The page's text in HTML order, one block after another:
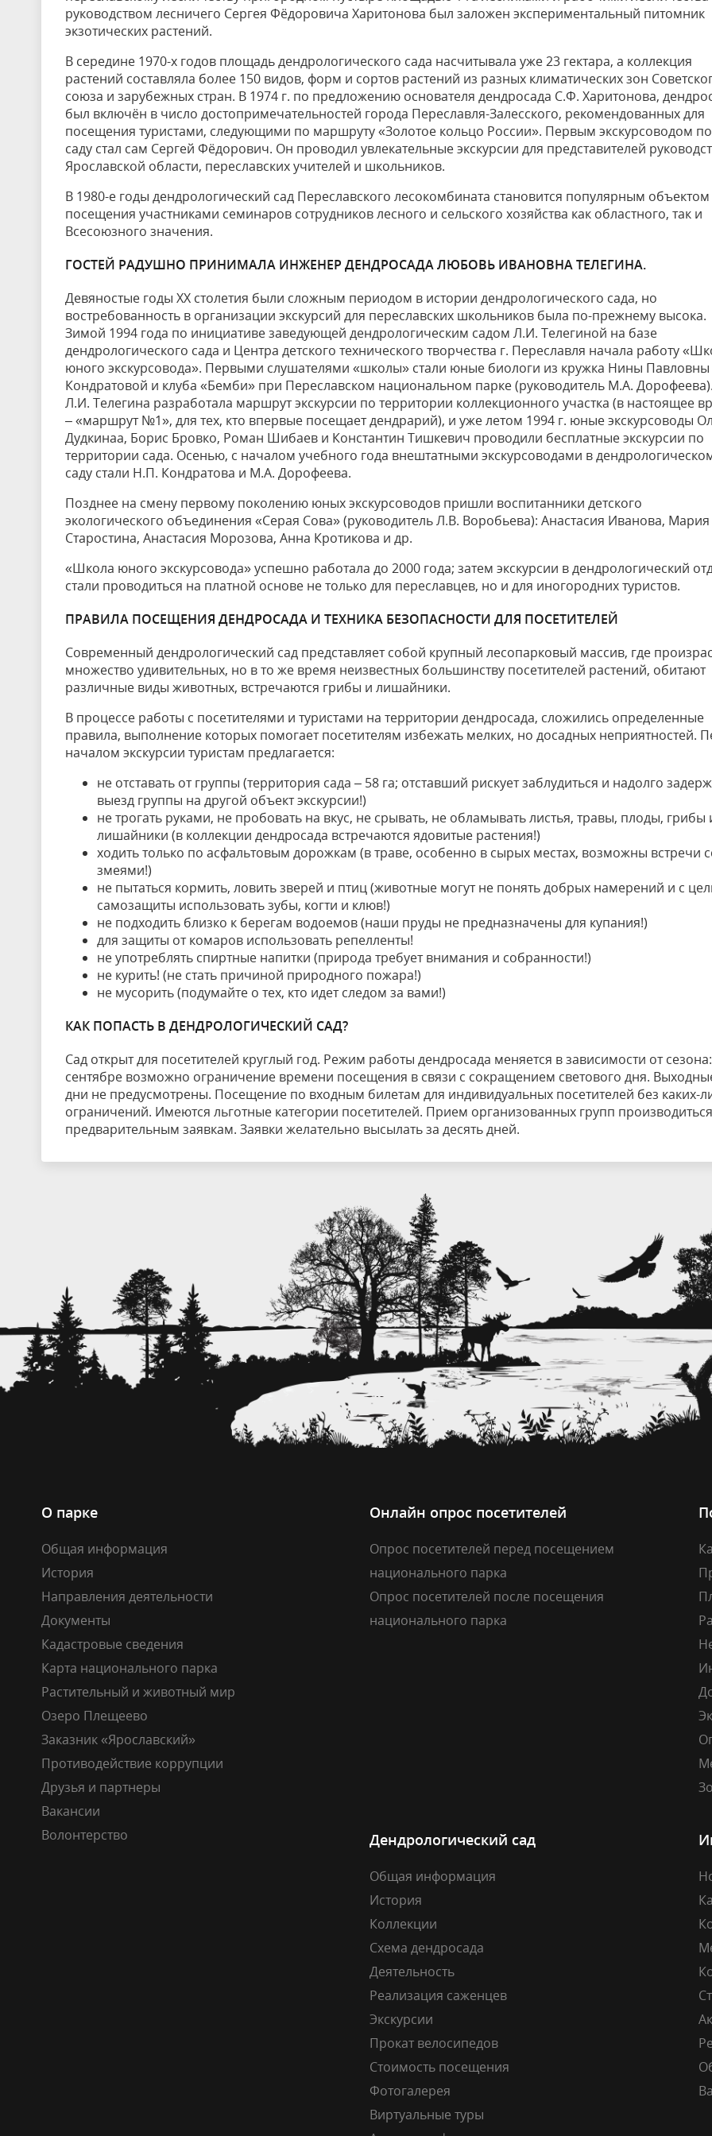
руководством лесничего Сергея Фёдоровича Харитонова был заложен экспериментальный питомник
экзотических растений.
В середине 1970-х годов площадь дендрологического сада насчитывала уже 23 гектара, а коллекция
растений составляла более 150 видов, форм и сортов растений из разных климатических зон
союза и зарубежных стран. В 1974 г. по предложению основателя дендросада С.Ф. Харитонова,
был включён в число достопримечательностей города Переславля-Залесского, рекомендованных для
посещения туристами, следующими по маршруту «Золотое кольцо России». Первым экскурсоводом по
саду стал сам Сергей Фёдорович. Он проводил увлекательные экскурсии для представителей
Ярославской области, переславских учителей и школьников.
В 1980-е годы дендрологический сад Переславского лесокомбината становится популярным объектом
посещения участниками семинаров сотрудников лесного и сельского хозяйства как областного, так и
Всесоюзного значения.
ГОСТЕЙ РАДУШНО ПРИНИМАЛА ИНЖЕНЕР ДЕНДРОСАДА ЛЮБОВЬ ИВАНОВНА ТЕЛЕГИНА.
Девяностые годы XX столетия были сложным периодом в истории дендрологического сада, но
востребованность в организации экскурсий для переславских школьников была по-прежнему высока.
Зимой 1994 года по инициативе заведующей дендрологическим садом Л.И. Телегиной на базе
дендрологического сада и Центра детского технического творчества г. Переславля начала работу
юного экскурсовода». Первыми слушателями «школы» стали юные биологи из кружка Нины Павловны
Кондратовой и клуба «Бемби» при Переславском национальном парке (руководитель М.А. Дорофеева).
Л.И. Телегина разработала маршрут экскурсии по территории коллекционного участка (в настоящее
– «маршрут №1», для тех, кто впервые посещает дендрарий), и уже летом 1994 г. юные экскурсоводы
Дудкинаа, Борис Бровко, Роман Шибаев и Константин Тишкевич проводили бесплатные экскурсии по
территории сада. Осенью, с началом учебного года внештатными экскурсоводами в
саду стали Н.П. Кондратова и М.А. Дорофеева.
Позднее на смену первому поколению юных экскурсоводов пришли воспитанники детского
экологического объединения «Серая Сова» (руководитель Л.В. Воробьева): Анастасия Иванова, Мария
Старостина, Анастасия Морозова, Анна Кротикова и др.
«Школа юного экскурсовода» успешно работала до 2000 года; затем экскурсии в дендрологический
стали проводиться на платной основе не только для переславцев, но и для иногородних туристов.
ПРАВИЛА ПОСЕЩЕНИЯ ДЕНДРОСАДА И ТЕХНИКА БЕЗОПАСНОСТИ ДЛЯ ПОСЕТИТЕЛЕЙ
Современный дендрологический сад представляет собой крупный лесопарковый массив, где
множество удивительных, но в то же время неизвестных большинству посетителей растений, обитают
различные виды животных, встречаются грибы и лишайники.
В процессе работы с посетителями и туристами на территории дендросада, сложились определенные
правила, выполнение которых помогает посетителям избежать мелких, но досадных неприятностей.
началом экскурсии туристам предлагается:
не отставать от группы (территория сада – 58 га; отставший рискует заблудиться и надолго
выезд группы на другой объект экскурсии!)
не трогать руками, не пробовать на вкус, не срывать, не обламывать листья, травы, плоды, грибы
лишайники (в коллекции дендросада встречаются ядовитые растения!)
ходить только по асфальтовым дорожкам (в траве, особенно в сырых местах, возможны встречи
змеями!)
не пытаться кормить, ловить зверей и птиц (животные могут не понять добрых намерений и с
самозащиты использовать зубы, когти и клюв!)
не подходить близко к берегам водоемов (наши пруды не предназначены для купания!)
для защиты от комаров использовать репелленты!
не употреблять спиртные напитки (природа требует внимания и собранности!)
не курить! (не стать причиной природного пожара!)
не мусорить (подумайте о тех, кто идет следом за вами!)
КАК ПОПАСТЬ В ДЕНДРОЛОГИЧЕСКИЙ САД?
Сад открыт для посетителей круглый год. Режим работы дендросада меняется в зависимости от
сентябре возможно ограничение времени посещения в связи с сокращением светового дня.
дни не предусмотрены. Посещение по входным билетам для индивидуальных посетителей без каких-
ограничений. Имеются льготные категории посетителей. Прием организованных групп
предварительным заявкам. Заявки желательно высылать за десять дней.
О парке
Общая информация
История
Направления деятельности
Документы
Кадастровые сведения
Карта национального парка
Растительный и животный мир
Озеро Плещеево
Заказник «Ярославский»
Противодействие коррупции
Друзья и партнеры
Вакансии
Волонтерство
Онлайн опрос посетителей
Опрос посетителей перед посещением
национального парка
Опрос посетителей после посещения
национального парка
Дендрологический сад
Общая информация
История
Коллекции
Схема дендросада
Деятельность
Реализация саженцев
Экскурсии
Прокат велосипедов
Стоимость посещения
Фотогалерея
Виртуальные туры